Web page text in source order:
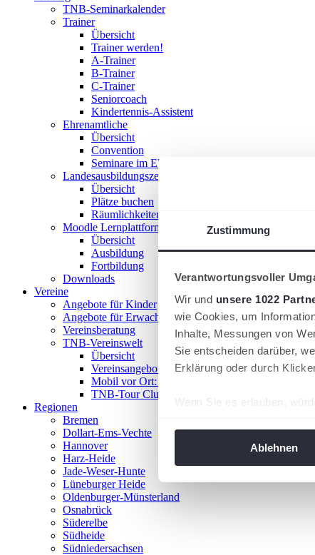
Zustimmung
Verantwortungsvoller
Wir und unsere 1022
wie Cookies, um
Inhalte, Messungen von
Sie entscheiden darüber,
Erklärung oder durch
Wenn Sie es erlauben,
Ablehnen
TNB-Seminarkalender
Trainer
Übersicht
Trainer werden!
A-Trainer
B-Trainer
C-Trainer
Seniorcoach
Kindertennis-Assistent
Ehrenamtliche
Übersicht
Convention
Seminare im Ehrenamt
Landesausbildungszentrum
Übersicht
Plätze buchen
Räumlichkeiten nutzen
Moodle Lernplattform
Übersicht
Ausbildung
Fortbildung
Downloads
Vereine
Angebote für Kinder
Angebote für Erwachsene
Vereinsberatung
TNB-Vereinswelt
Übersicht
Vereinsangebote
Mobil vor Ort: Das TNB-Mobil
TNB-Tour Clubs
Regionen
Bremen
Dollart-Ems-Vechte
Hannover
Harz-Heide
Jade-Weser-Hunte
Lüneburger Heide
Oldenburger-Münsterland
Osnabrück
Süderelbe
Südheide
Südniedersachsen